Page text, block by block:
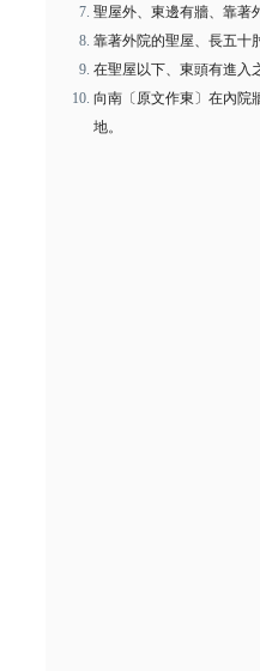
聖屋外、東邊有牆、靠著
靠著外院的聖屋、長五十
在聖屋以下、東頭有進入
向南〔原文作東〕在內院
地。